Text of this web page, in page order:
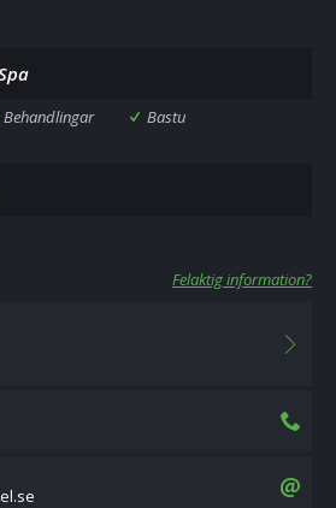
Behandlingar Bastu
Felaktig information?